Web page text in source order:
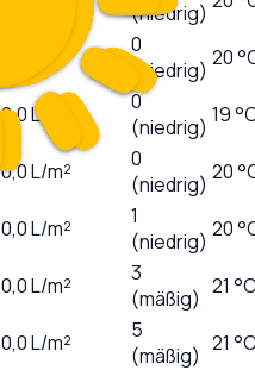
(niedrig)
L/m²
0
(niedrig) 20
0,0L/m²
0
(niedrig) 19
0,0L/m²
0
(niedrig) 20
0,0L/m²
1
(niedrig) 20
0,0L/m²
3
(mäßig) 21
0,0L/m²
5
(mäßig) 21